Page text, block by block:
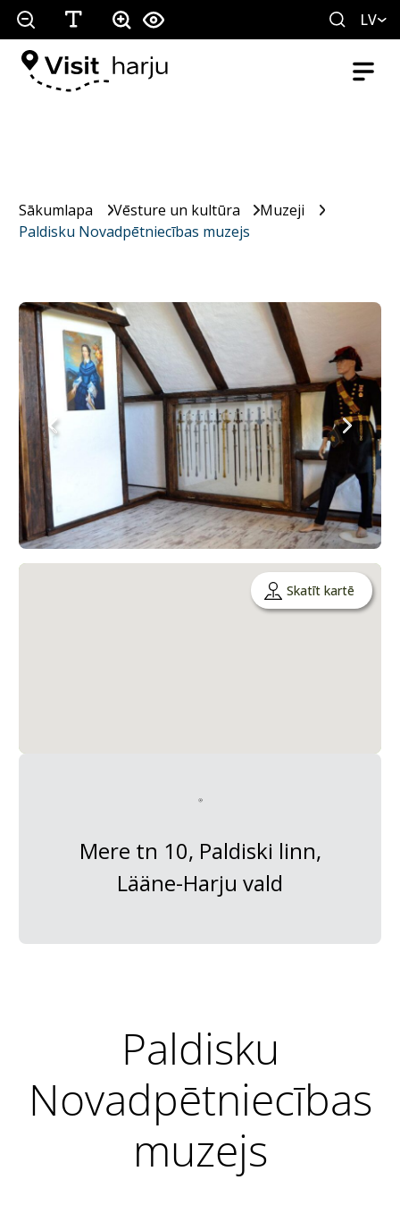
LV
Sākumlapa Vēsture un kultūra
Muzeji
Paldisku Novadpētniecības muzejs
Skatīt kartē
Mere tn 10, Paldiski linn,
Lääne-Harju vald
Paldisku
Novadpētniecības
muzejs